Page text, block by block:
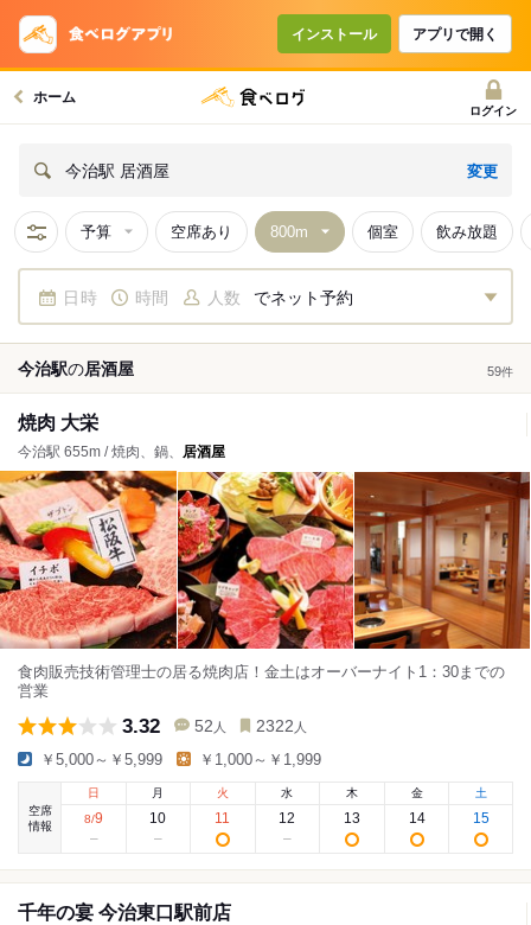
インストール アプリで開く
ホーム
ログイン
今治駅 居酒屋 変更
予算 空席あり 個室 飲み放題
日時 時間 人数 でネット予約
今治駅の居酒屋 59件
焼肉 大栄
今治駅 655m / 焼肉、鍋、 居酒屋
食肉販売技術管理士の居る焼肉店！金土はオーバーナイト1：30までの
営業
3.32 52 人 2322 人
￥5,000～￥5,999 ￥1,000～￥1,999
空席
情報
日
8/9
月
10
火
11
水
12
木
13
金
14
土
15
千年の宴 今治東口駅前店